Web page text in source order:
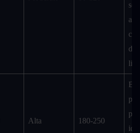
di
Alta 180-250